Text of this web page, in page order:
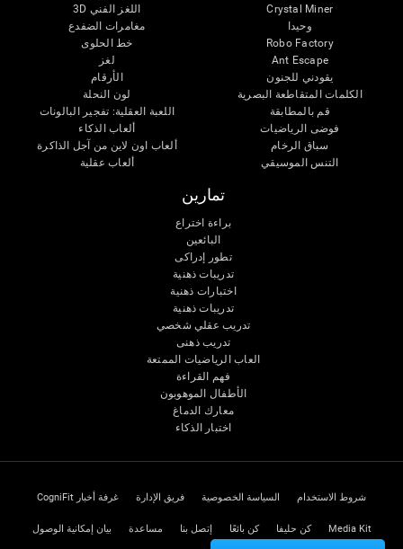
Crystal Miner
وحيدا
Robo Factory
Ant Escape
يقودني للجنون
الكلمات المتقاطعة البصرية
قم بالمطابقة
فوضى الرياضيات
سباق الرخام
التنس الموسيقي
اللغز الفني 3D
مغامرات الضفدع
خط الحلوى
لغز
الأرقام
لون النحلة
اللعبة العقلية: تفجير البالونات
ألعاب الذكاء
ألعاب اون لاين من آجل الذاكرة
ألعاب عقلية
تمارين
براءة اختراع
البائعين
تطور إدراكى
تدريبات ذهنية
اختبارات ذهنية
تدريبات ذهنية
تدريب عقلي شخصي
تدريب ذهنى
العاب الرياضيات الممتعة
فهم القراءة
الأطفال الموهوبون
معارك الدماغ
اختبار الذكاء
شروط الاستخدام السياسة الخصوصية فريق الإدارة غرفة أخبار CogniFit
Media Kit كن حليفا كن بائعًا إتصل بنا مساعدة بيان إمكانية الوصول